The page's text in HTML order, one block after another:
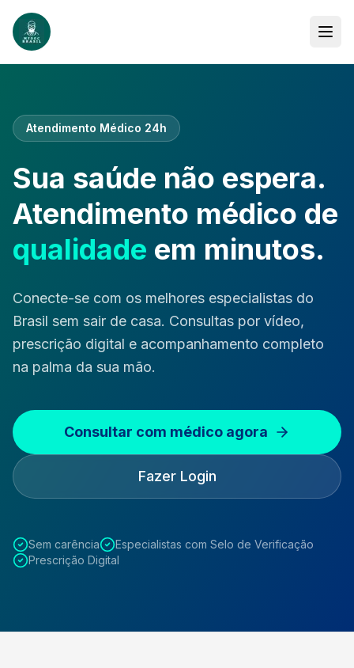
Atendimento Médico 24h
Sua saúde não espera.
Atendimento médico de
qualidade em minutos.
Conecte-se com os melhores especialistas do
Brasil sem sair de casa. Consultas por vídeo,
prescrição digital e acompanhamento completo
na palma da sua mão.
Consultar com médico agora
Fazer Login
Sem carência
Especialistas com Selo de Verificação
Prescrição Digital